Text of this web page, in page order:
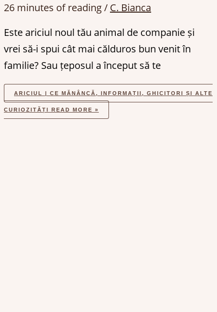
26 minutes of reading/ C. Bianca
Este ariciul noul tău animal de companie și
vrei să-i spui cât mai călduros bun venit în
familie? Sau țeposul a început să te
ARICIUL | CE MĂNÂNCĂ, INFORMAȚII, GHICITORI ȘI ALTE
CURIOZITĂȚI READ MORE »